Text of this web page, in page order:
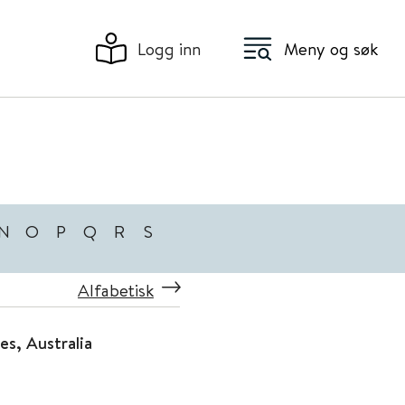
Logg inn Meny og søk
O P Q R S
Alfabetisk
Australia